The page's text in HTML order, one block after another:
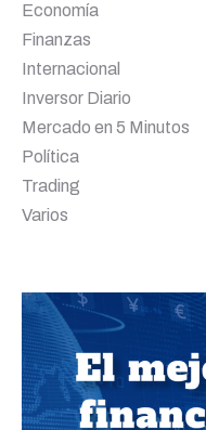
Economía
Finanzas
Internacional
Inversor Diario
Mercado en 5 Minutos
Política
Trading
Varios